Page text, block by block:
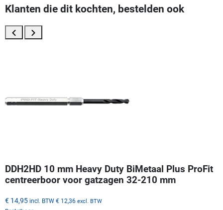
Klanten die dit kochten, bestelden ook
DDH2HD 10 mm Heavy Duty BiMetaal Plus ProFit
centreerboor voor gatzagen 32-210 mm
€ 14,95 incl. BTW € 12,36 excl. BTW